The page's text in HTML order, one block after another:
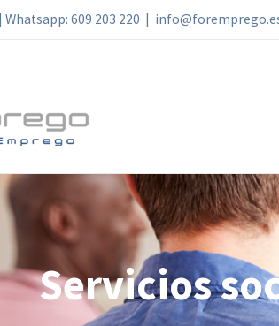
609 203 220 |
Servicios